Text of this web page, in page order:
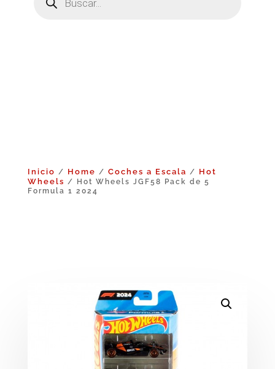
productos
Inicio / Home / Coches a Escala / Hot
Wheels / Hot Wheels JGF58 Pack de 5
Formula 1 2024